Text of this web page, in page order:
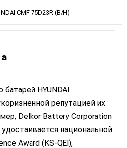
CMF 75D23R (B/H)
HYUNDAI
репутацией их
Delkor Battery Corporation
национальной
Award (KS-QEl),